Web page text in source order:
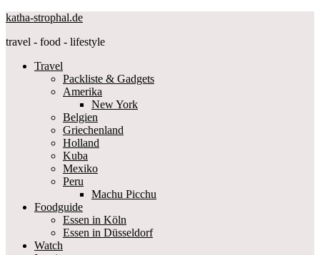
katha-strophal.de
travel - food - lifestyle
Travel
Packliste & Gadgets
Amerika
New York
Belgien
Griechenland
Holland
Kuba
Mexiko
Peru
Machu Picchu
Foodguide
Essen in Köln
Essen in Düsseldorf
Watch